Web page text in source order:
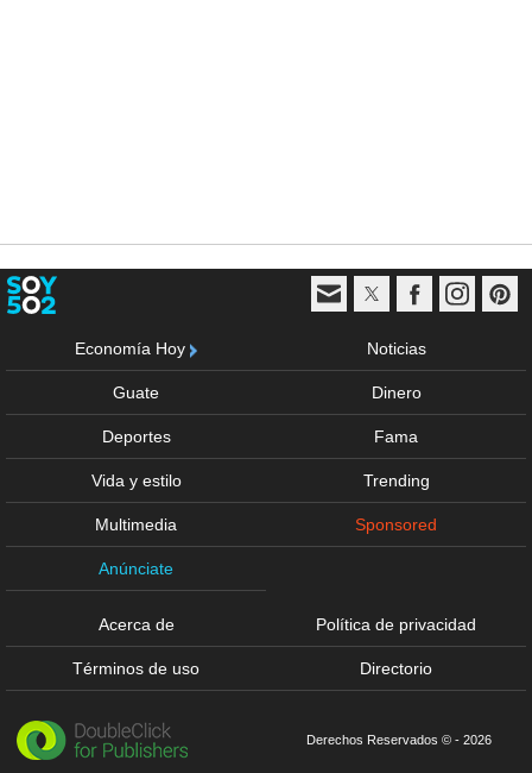
Economía Hoy Noticias
Guate Dinero
Deportes Fama
Vida y estilo Trending
Multimedia Sponsored
Anúnciate
Acerca de Política de privacidad
Términos de uso Directorio
Derechos Reservados © - 2026